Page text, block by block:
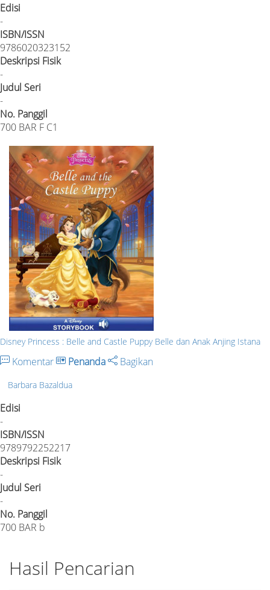
Edisi
-
ISBN/ISSN
9786020323152
Deskripsi Fisik
-
Judul Seri
-
No. Panggil
700 BAR F C1
Disney Princess : Belle and Castle Puppy Belle dan Anak Anjing Istana
Komentar Penanda Bagikan
Barbara Bazaldua
Edisi
-
ISBN/ISSN
9789792252217
Deskripsi Fisik
-
Judul Seri
-
No. Panggil
700 BAR b
Hasil Pencarian